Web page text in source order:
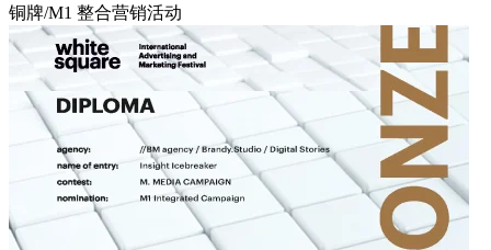
铜牌/M1 整合营销活动